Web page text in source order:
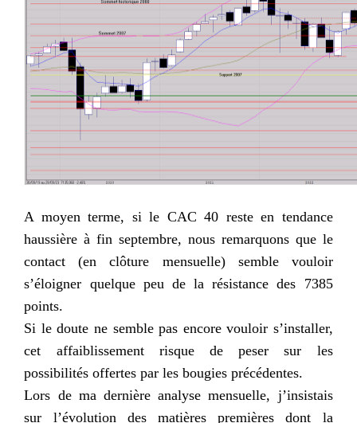
A moyen terme, si le CAC 40 reste en tendance
haussière à fin septembre, nous remarquons que le
contact (en clôture mensuelle) semble vouloir
s’éloigner quelque peu de la résistance des 7385
points.
Si le doute ne semble pas encore vouloir s’installer,
cet affaiblissement risque de peser sur les
possibilités offertes par les bougies précédentes.
Lors de ma dernière analyse mensuelle, j’insistais
sur l’évolution des matières premières dont la